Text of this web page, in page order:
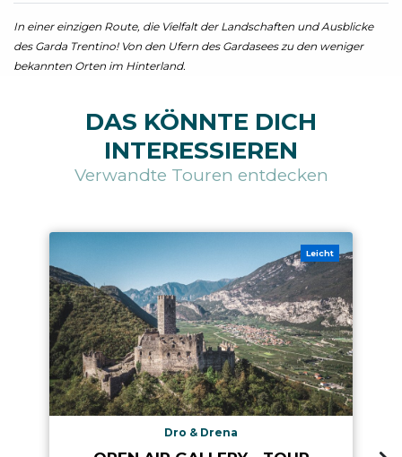
In einer einzigen Route, die Vielfalt der Landschaften und Ausblicke
des Garda Trentino! Von den Ufern des Gardasees zu den weniger
bekannten Orten im Hinterland.
DAS KÖNNTE DICH
INTERESSIEREN
Verwandte Touren entdecken
Leicht
Dro & Drena